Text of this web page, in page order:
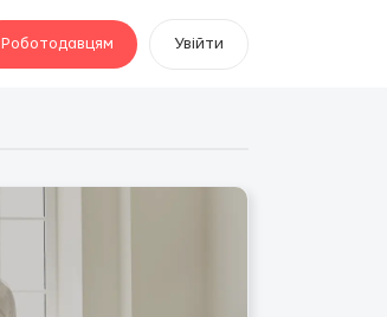
Роботодавцям Увійти